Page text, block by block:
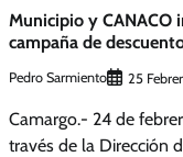
Municipio y CANACO
campaña de
Pedro Sarmiento 25
Camargo.- 24 de
través de la Dirección